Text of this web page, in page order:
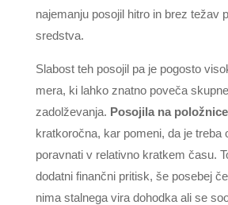
najemanju posojil hitro in brez težav
sredstva.
Slabost teh posojil pa je pogosto
mera, ki lahko znatno poveča
zadolževanja. Posojila na položnice
kratkoročna, kar pomeni, da je treba
poravnati v relativno kratkem času.
dodatni finančni pritisk, še posebej
nima stalnega vira dohodka ali se